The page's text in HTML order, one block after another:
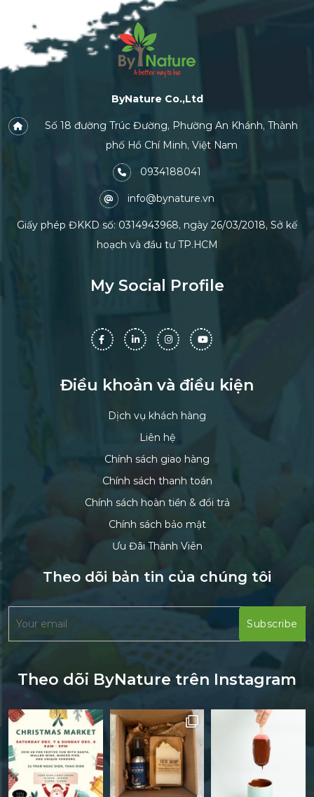
ByNature Co.,Ltd
Số 18 đường Trúc Đường, Phường An Khánh, Thành
phố Hồ Chí Minh, Việt Nam
0934188041
info@bynature.vn
Giấy phép ĐKKD số: 0314943968, ngày 26/03/2018, Sở kế
hoạch và đầu tư TP.HCM
My Social Profile
Điều khoản và điều kiện
Dịch vụ khách hàng
Liên hệ
Chính sách giao hàng
Chính sách thanh toán
Chính sách hoàn tiền & đổi trả
Chính sách bảo mật
Ưu Đãi Thành Viên
Theo dõi bản tin của chúng tôi
Theo dõi ByNature trên Instagram